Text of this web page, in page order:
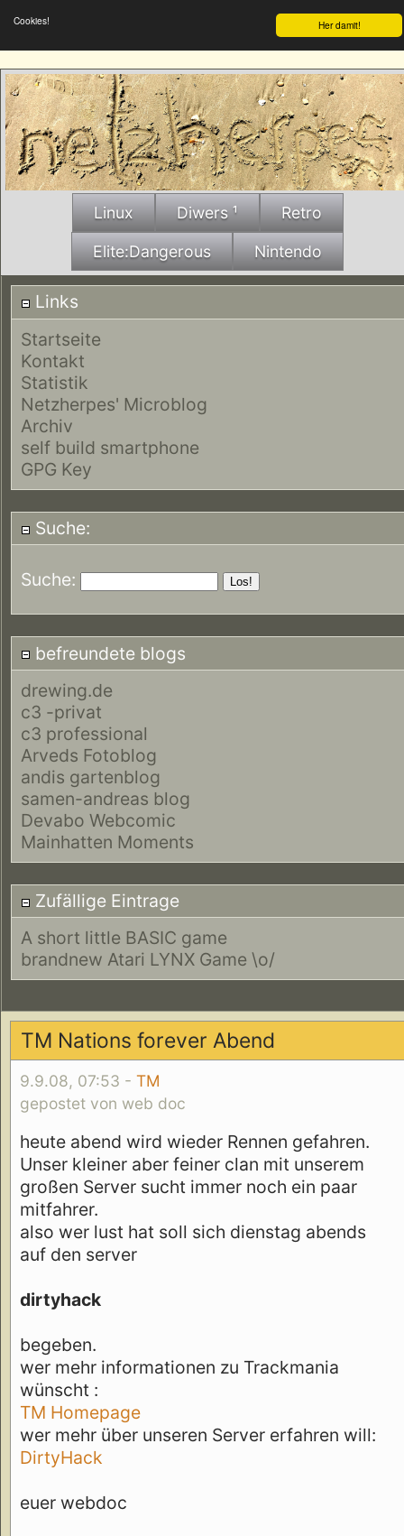
Her damit!
Cookies!
Linux Diwers ¹ Retro
Elite:Dangerous Nintendo
Links
Startseite
Kontakt
Statistik
Netzherpes' Microblog
Archiv
self build smartphone
GPG Key
Suche:
Suche:
befreundete blogs
drewing.de
c3 -privat
c3 professional
Arveds Fotoblog
andis gartenblog
samen-andreas blog
Devabo Webcomic
Mainhatten Moments
Zufällige Eintrage
A short little BASIC game
brandnew Atari LYNX Game \o/
TM Nations forever Abend
9.9.08, 07:53 - TM
gepostet von web doc
heute abend wird wieder Rennen gefahren.
Unser kleiner aber feiner clan mit unserem
großen Server sucht immer noch ein paar
mitfahrer.
also wer lust hat soll sich dienstag abends
auf den server
dirtyhack
begeben.
wer mehr informationen zu Trackmania
wünscht :
TM Homepage
wer mehr über unseren Server erfahren will:
DirtyHack
euer webdoc